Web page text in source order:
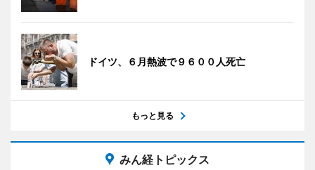
ドイツ、６月熱波で９６００人死亡
もっと見る
みん経トピックス